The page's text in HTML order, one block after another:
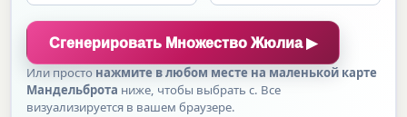
Сгенерировать Множество Жюлиа ▶
Или просто нажмите в любом месте на маленькой карте
Мандельброта ниже, чтобы выбрать c. Все
визуализируется в вашем браузере.